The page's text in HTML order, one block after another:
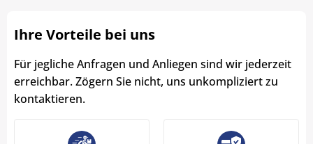
Ihre Vorteile bei uns
Für jegliche Anfragen und Anliegen sind wir jederzeit
erreichbar. Zögern Sie nicht, uns unkompliziert zu
kontaktieren.